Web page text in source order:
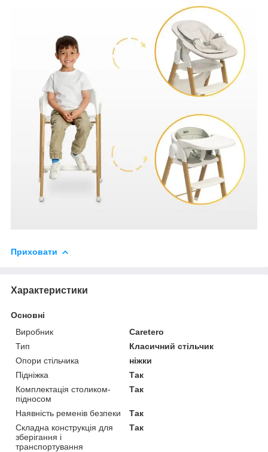
Приховати
Характеристики
Основні
Виробник
Caretero
Тип
Класичний стільчик
Опори стільчика
ніжки
Підніжка
Так
Комплектація столиком-
підносом
Так
Наявність ременів безпеки
Так
Складна конструкція для
зберігання і
транспортування
Так